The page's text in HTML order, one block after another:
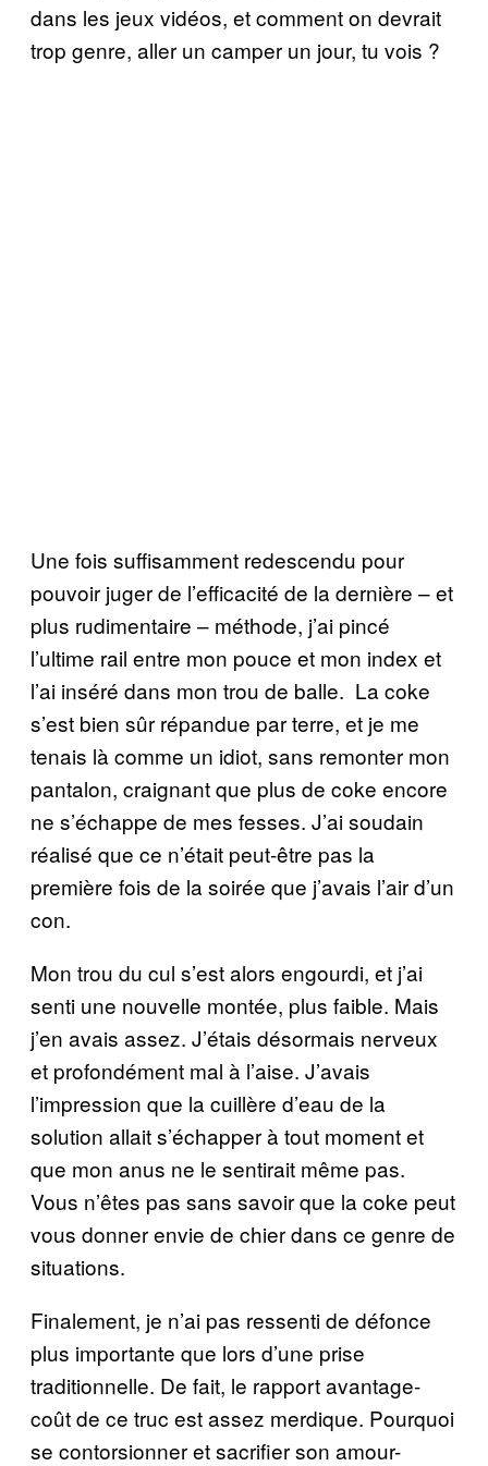
dans les jeux vidéos, et comment on devrait
trop genre, aller un camper un jour, tu vois ?
Une fois suffisamment redescendu pour
pouvoir juger de l’efficacité de la dernière – et
plus rudimentaire – méthode, j’ai pincé
l’ultime rail entre mon pouce et mon index et
l’ai inséré dans mon trou de balle. La coke
s’est bien sûr répandue par terre, et je me
tenais là comme un idiot, sans remonter mon
pantalon, craignant que plus de coke encore
ne s’échappe de mes fesses. J’ai soudain
réalisé que ce n’était peut-être pas la
première fois de la soirée que j’avais l’air d’un
con.
Mon trou du cul s’est alors engourdi, et j’ai
senti une nouvelle montée, plus faible. Mais
j’en avais assez. J’étais désormais nerveux
et profondément mal à l’aise. J’avais
l’impression que la cuillère d’eau de la
solution allait s’échapper à tout moment et
que mon anus ne le sentirait même pas.
Vous n’êtes pas sans savoir que la coke peut
vous donner envie de chier dans ce genre de
situations.
Finalement, je n’ai pas ressenti de défonce
plus importante que lors d’une prise
traditionnelle. De fait, le rapport avantage-
coût de ce truc est assez merdique. Pourquoi
se contorsionner et sacrifier son amour-